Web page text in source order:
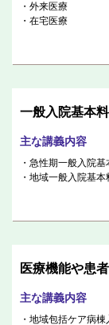
外来医療
在宅医療
一般入院基本料
主な講義内容
急性期一般入院基
地域一般入院基本
医療機能や患
主な講義内容
地域包括ケア病棟